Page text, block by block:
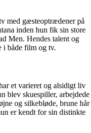
med gæsteoptrædener på
inden hun fik sin store
Men. Hendes talent og
i både film og tv.
et varieret og alsidigt liv
blev skuespiller, arbejdede
og silkebløde, brune hår
er kendt for sin distinkte